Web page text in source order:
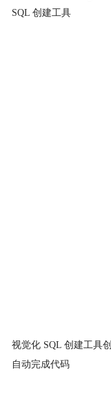
SQL 创建工具
视觉化 SQL 创建工具
自动完成代码